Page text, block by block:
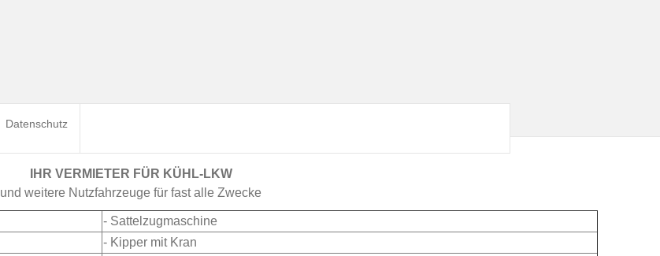
Datenschutz
IHR VERMIETER FÜR KÜHL-LKW
und weitere Nutzfahrzeuge für fast alle Zwecke
- Sattelzugmaschine
- Kipper mit Kran